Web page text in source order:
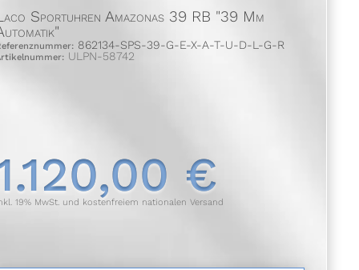
Sportuhren Amazonas 39 RB "39 Mm
862134-SPS-39-G-E-X-A-T-U-D-L-G-R
ULPN-58742
€
19% MwSt. und kostenfreiem nationalen Versand